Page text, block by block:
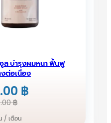
ล บำรุงผมหนา ฟื้นฟู
ต่อเนื่อง
฿
price
฿
price
/ เดือน